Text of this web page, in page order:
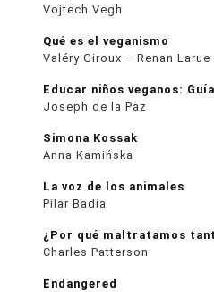
Vojtech Vegh
Qué es el veganismo
Valéry Giroux – Renan Larue
Educar niños veganos:
Joseph de la Paz
Simona Kossak
Anna Kamińska
La voz de los animales
Pilar Badía
¿Por qué maltratamos
Charles Patterson
Endangered